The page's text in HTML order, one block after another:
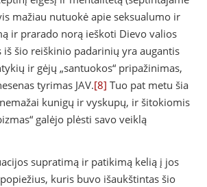
mažiau nutuokė apie seksualumo ir
ir prarado norą ieškoti Dievo valios
iš šio reiškinio padarinių yra augantis
ir gėjų „santuokos“ pripažinimas,
tyrimas JAV.[8] Tuo pat metu šia
kunigų ir vyskupų, ir šitokiomis
galėjo plėsti savo veiklą
supratimą ir patikimą kelią į jos
kuris buvo išaukštintas šio